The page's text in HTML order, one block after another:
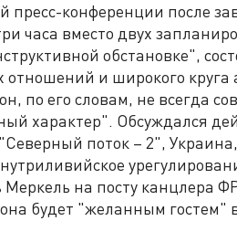
пресс-конференции после
часа вместо двух
обстановке",
отношений и широкого
по его словам, не всегда
характер". Обсуждался
поток – 2",
Меркель на посту канцлера
она будет "желанным гостем"